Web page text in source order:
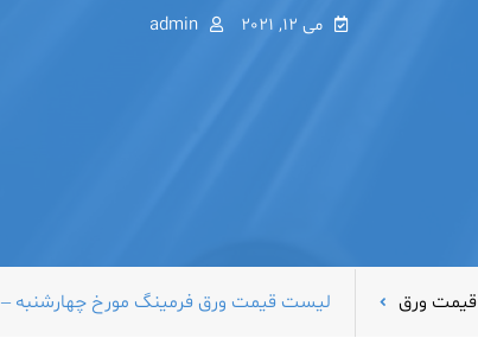
می 12, 2021 admin
قیمت ورق لیست قیمت ورق فرمینگ مورخ چهارشنبه – ۲۲ اردیبهشت ۱۴۰۰